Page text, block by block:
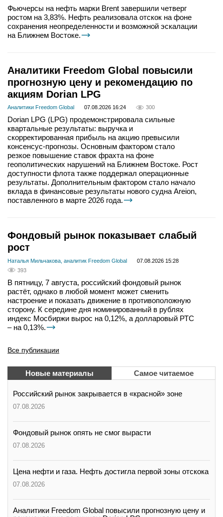
Фьючерсы на нефть марки Brent завершили четверг
ростом на 3,83%. Нефть реализовала отскок на фоне
сохранения неопределенности и возможной эскалации
на Ближнем Востоке.
Аналитики Freedom Global повысили
прогнозную цену и рекомендацию по
акциям Dorian LPG
Аналитики Freedom Global 07.08.2026 16:24 300
Dorian LPG (LPG) продемонстрировала сильные
квартальные результаты: выручка и
скорректированная прибыль на акцию превысили
консенсус-прогнозы. Основным фактором стало
резкое повышение ставок фрахта на фоне
геополитических нарушений на Ближнем Востоке. Рост
доступности флота также поддержал операционные
результаты. Дополнительным фактором стало начало
вклада в финансовые результаты нового судна Areion,
поставленного в марте 2026 года.
Фондовый рынок показывает слабый
рост
Наталья Мильчакова, аналитик Freedom Global
07.08.2026 15:28
393
В пятницу, 7 августа, российский фондовый рынок
растёт, однако в любой момент может сменить
настроение и показать движение в противоположную
сторону. К середине дня номинированный в рублях
индекс Мосбиржи вырос на 0,12%, а долларовый РТС
– на 0,13%.
Все публикации
Новые материалы Самое читаемое
Российский рынок закрывается в «красной» зоне
07.08.2026
Фондовый рынок опять не смог вырасти
07.08.2026
Цена нефти и газа. Нефть достигла первой зоны отскока
07.08.2026
Аналитики Freedom Global повысили прогнозную цену и